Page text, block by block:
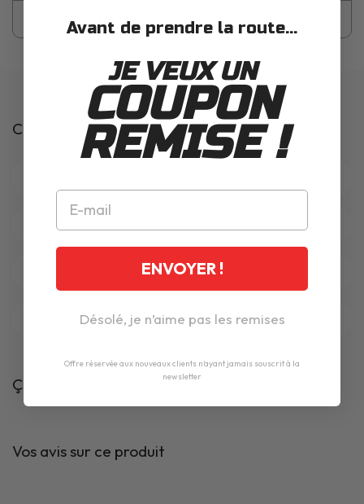
Fiche technique
Catégories similaires
Sacoches de selle Givi
Sacoches reservoir Givi
Ça pourrait t'intéresser
Vos avis sur ce produit
Avant de prendre la route...
JE VEUX UN
COUPON
REMISE !
ENVOYER !
Désolé, je n’aime pas les remises
Offre réservée aux nouveaux clients n'ayant jamais souscrit à la
newsletter